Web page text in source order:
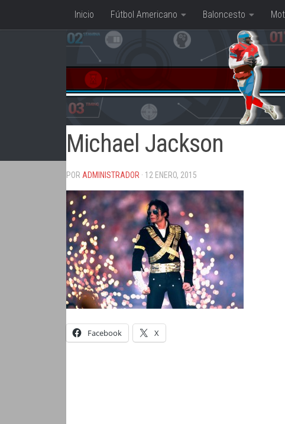
Saltar al contenido
Inicio Fútbol Americano Baloncesto
Michael Jackson
POR ADMINISTRADOR · 12 ENERO, 2015
Facebook X